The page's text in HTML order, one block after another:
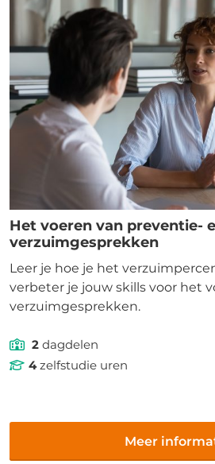
Het voeren van preventie-
verzuimgesprekken
Leer je hoe je het
verbeter je jouw skills voor het
verzuimgesprekken.
2 dagdelen
4zelfstudie uren
Meer